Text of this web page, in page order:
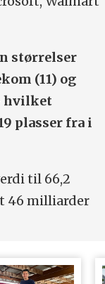
størrelser
(11) og
hvilket
plasser fra i
til 66,2
46 milliarder